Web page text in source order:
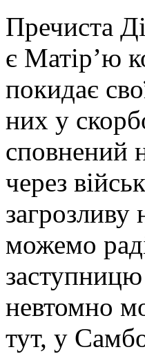
Пречиста
є Матір’ю
покидає
них у
сповнений
через
загрозливу
можемо
невтомно
тут, у